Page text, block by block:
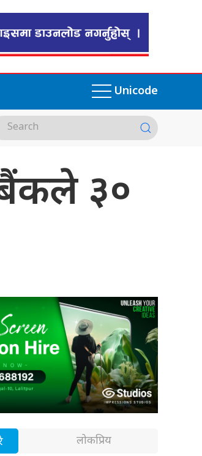
Unicode
बैंकले ३०
लोकप्रिय